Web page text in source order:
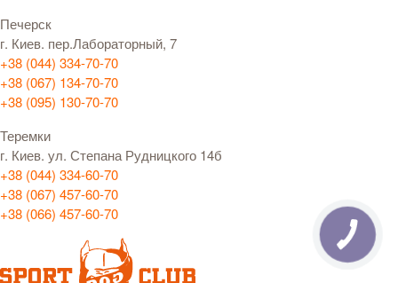
Печерск
г. Киев. пер.Лабораторный, 7
+38 (044) 334-70-70
+38 (067) 134-70-70
+38 (095) 130-70-70
Теремки
г. Киев. ул. Степана Рудницкого 14б
+38 (044) 334-60-70
+38 (067) 457-60-70
+38 (066) 457-60-70